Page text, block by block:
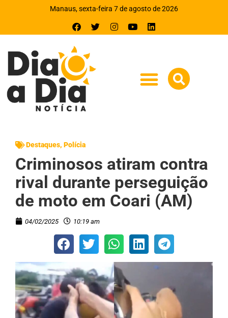
Manaus, sexta-feira 7 de agosto de 2026
Destaques, Polícia
Criminosos atiram contra
rival durante perseguição
de moto em Coari (AM)
04/02/2025 10:19 am